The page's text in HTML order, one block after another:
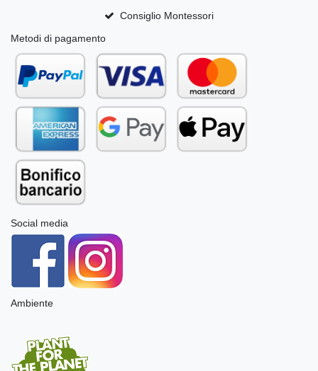
Consiglio Montessori
Metodi di pagamento
Social media
Ambiente